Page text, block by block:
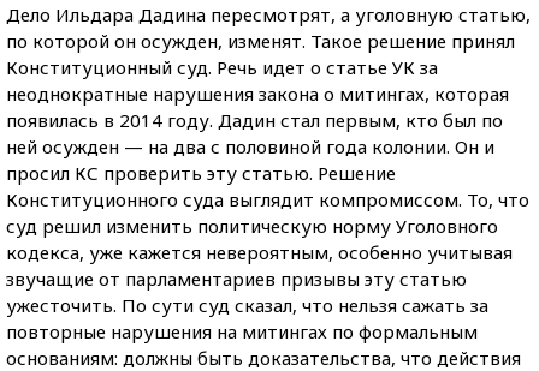
Дело Ильдара Дадина пересмотрят, а уголовную статью,
по которой он осужден, изменят. Такое решение принял
Конституционный суд. Речь идет о статье УК за
неоднократные нарушения закона о митингах, которая
появилась в 2014 году. Дадин стал первым, кто был по
ней осужден — на два с половиной года колонии. Он и
просил КС проверить эту статью. Решение
Конституционного суда выглядит компромиссом. То, что
суд решил изменить политическую норму Уголовного
кодекса, уже кажется невероятным, особенно учитывая
звучащие от парламентариев призывы эту статью
ужесточить. По сути суд сказал, что нельзя сажать за
повторные нарушения на митингах по формальным
основаниям: должны быть доказательства, что действия